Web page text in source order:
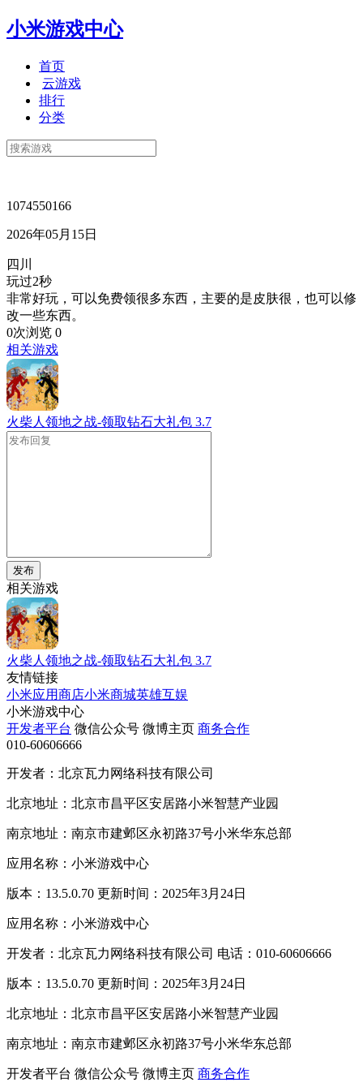
小米游戏中心
首页
云游戏
排行
分类
1074550166
2026年05月15日
四川
玩过2秒
非常好玩，可以免费领很多东西，主要的是皮肤很，也可以修
改一些东西。
0次浏览 0
相关游戏
火柴人领地之战-领取钻石大礼包 3.7
发布
相关游戏
火柴人领地之战-领取钻石大礼包 3.7
友情链接
小米应用商店小米商城英雄互娱
小米游戏中心
开发者平台 微信公众号 微博主页 商务合作
010-60606666
开发者：北京瓦力网络科技有限公司
北京地址：北京市昌平区安居路小米智慧产业园
南京地址：南京市建邺区永初路37号小米华东总部
应用名称：小米游戏中心
版本：13.5.0.70 更新时间：2025年3月24日
应用名称：小米游戏中心
开发者：北京瓦力网络科技有限公司 电话：010-60606666
版本：13.5.0.70 更新时间：2025年3月24日
北京地址：北京市昌平区安居路小米智慧产业园
南京地址：南京市建邺区永初路37号小米华东总部
开发者平台 微信公众号 微博主页 商务合作